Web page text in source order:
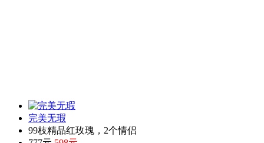
完美无瑕
99枝精品红玫瑰，2个情侣